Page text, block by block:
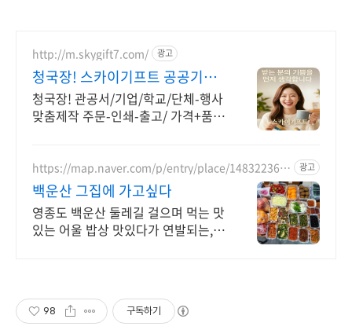
http://m.skygift7.com/ 광고
청국장! 스카이기프트 공공기관
우선구매 대상기업
청국장! 관공서/기업/학교/단체-행사
맞춤제작 주문-인쇄-출고/ 가격+품질
https://map.naver.com/p/entry/place/148322362
광고
백운산 그집에 가고싶다
영종도 백운산 둘레길 걸으며 먹는 맛
있는 어울 밥상 맛있다가 연발되는,
98 구독하기